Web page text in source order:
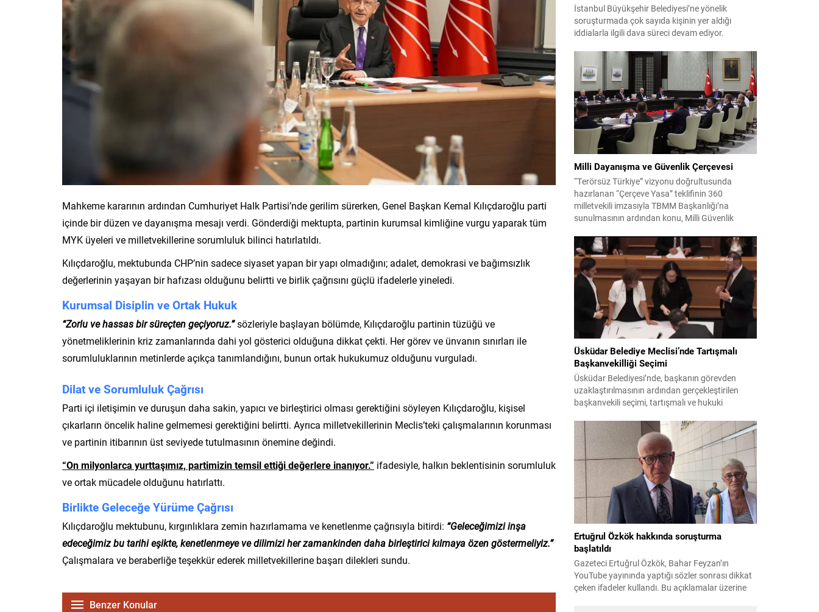
Mahkeme kararının ardından Cumhuriyet Halk Partisi’nde gerilim sürerken, Genel Başkan Kemal Kılıçdaroğlu parti
içinde bir düzen ve dayanışma mesajı verdi. Gönderdiği mektupta, partinin kurumsal kimliğine vurgu yaparak tüm
MYK üyeleri ve milletvekillerine sorumluluk bilinci hatırlatıldı.
Kılıçdaroğlu, mektubunda CHP’nin sadece siyaset yapan bir yapı olmadığını; adalet, demokrasi ve bağımsızlık
değerlerinin yaşayan bir hafızası olduğunu belirtti ve birlik çağrısını güçlü ifadelerle yineledi.
Kurumsal Disiplin ve Ortak Hukuk
“Zorlu ve hassas bir süreçten geçiyoruz.”sözleriyle başlayan bölümde, Kılıçdaroğlu partinin tüzüğü ve
yönetmeliklerinin kriz zamanlarında dahi yol gösterici olduğuna dikkat çekti. Her görev ve ünvanın sınırları ile
sorumluluklarının metinlerde açıkça tanımlandığını, bunun ortak hukukumuz olduğunu vurguladı.
Dilat ve Sorumluluk Çağrısı
Parti içi iletişimin ve duruşun daha sakin, yapıcı ve birleştirici olması gerektiğini söyleyen Kılıçdaroğlu, kişisel
çıkarların öncelik haline gelmemesi gerektiğini belirtti. Ayrıca milletvekillerinin Meclis’teki çalışmalarının korunması
ve partinin itibarının üst seviyede tutulmasının önemine değindi.
“On milyonlarca yurttaşımız, partimizin temsil ettiği değerlere inanıyor.” ifadesiyle, halkın beklentisinin sorumluluk
ve ortak mücadele olduğunu hatırlattı.
Birlikte Geleceğe Yürüme Çağrısı
Kılıçdaroğlu mektubunu, kırgınlıklara zemin hazırlamama ve kenetlenme çağrısıyla bitirdi: “Geleceğimizi inşa
edeceğimiz bu tarihi eşikte, kenetlenmeye ve dilimizi her zamankinden daha birleştirici kılmaya özen göstermeliyiz.”
Çalışmalara ve beraberliğe teşekkür ederek milletvekillerine başarı dilekleri sundu.
Benzer Konular
İstanbul Büyükşehir Belediyesi’ne yönelik
soruşturmada çok sayıda kişinin yer aldığı
iddialarla ilgili dava süreci devam ediyor.
sanıkların tutukluluk hallerini ayrı ayrı
değerlendirdi. İnceleme sonucunda, aralarında
Ekrem İmamoğlu’nun da bulunduğu 53 tutuklu
hakkında tutukluluk hallerinin sürdürülmesine
karar verildi. İddialar ve değerlendirilen talepler
Soruşturma kapsamında sanıklara yöneltilen...
Milli Dayanışma ve Güvenlik Çerçevesi
“Terörsüz Türkiye” vizyonu doğrultusunda
hazırlanan “Çerçeve Yasa” teklifinin 360
milletvekili imzasıyla TBMM Başkanlığı’na
sunulmasının ardından konu, Milli Güvenlik
Toplantı sonrası yayımlanan sekiz maddelik
bildiri, ülke güvenliği ve bölgesel gelişmelere dair
değerlendirmeleri içermektedir. Yaklaşık 2 saat
15 dakika süren oturumun sonuç metninde;
terörle mücadele, bölgesel istikrar,...
Üsküdar Belediye Meclisi’nde Tartışmalı
Başkanvekilliği Seçimi
Üsküdar Belediyesi’nde, başkanın görevden
uzaklaştırılmasının ardından gerçekleştirilen
başkanvekili seçimi, tartışmalı ve hukuki
geldi. Yapılan oylamada usul ve gizlilikle ilgili
ciddi iddialar ortaya atıldı; bazı oyların geçersiz
sayılması ve meclis içindeki yönlendirmeler
kamuoyunda tepkilere yol açtı. Seçim sürecinde
yaşanan gelişmeler, parti grupları arasındaki
gerilimi artırdı. CHP’nin...
Ertuğrul Özkök hakkında soruşturma
başlatıldı
Gazeteci Ertuğrul Özkök, Bahar Feyzan’ın
YouTube yayınında yaptığı sözler sonrası dikkat
çeken ifadeler kullandı. Bu açıklamalar üzerine